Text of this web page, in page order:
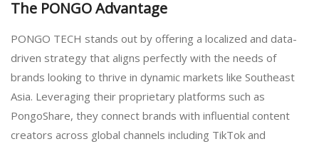
The PONGO Advantage
PONGO TECH stands out by offering a localized and data-
driven strategy that aligns perfectly with the needs of
brands looking to thrive in dynamic markets like Southeast
Asia. Leveraging their proprietary platforms such as
PongoShare, they connect brands with influential content
creators across global channels including TikTok and